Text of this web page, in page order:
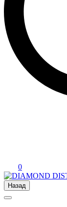
0
Назад